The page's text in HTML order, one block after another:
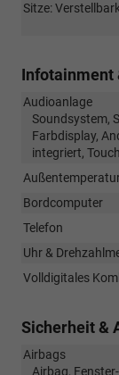
Sitze:
Infotainment
Audioanlage
Soundsystem,
Farbdisplay,
integriert,
Bordcomputer
Telefon
Uhr &
Volldigitales
Sicherheit &
Airbags
Airbag,